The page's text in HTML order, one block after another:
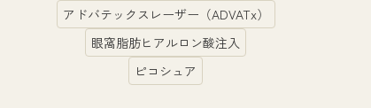
アドバテックスレーザー（ADVATx）
眼窩脂肪ヒアルロン酸注入
ピコシュア